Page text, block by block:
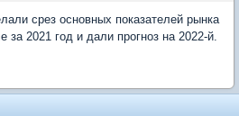
срез основных показателей рынка
за 2021 год и дали прогноз на 2022-й.